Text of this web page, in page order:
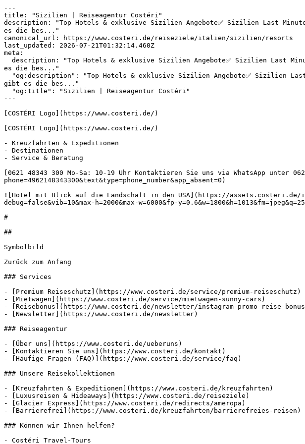
---
title: "Sizilien | Reiseagentur Costéri"
description: "Top Hotels & exklusive Sizilien Angebote✅ Sizilien Last
es die bes..."
canonical_url: https://www.costeri.de/reiseziele/italien/sizilien/resorts
last_updated: 2026-07-21T01:32:14.460Z
meta:
es die bes..."
gibt es die bes..."
---
[COSTÉRI Logo](https://www.costeri.de/)
[COSTÉRI Logo](https://www.costeri.de/)
- Kreuzfahrten & Expeditionen
- Destinationen
- Service & Beratung
[0621 48343 300 Mo-Sa: 10-19 Uhr Kontaktieren Sie uns via WhatsApp unter
phone=4962148343300&text&type=phone_number&app_absent=0)
![Hotel mit Blick auf die Landschaft in den USA](https://assets.costeri.de/
debug=false&vib=10&max-h=2000&max-w=6000&fp-
#
##
Symbolbild
Zurück zum Anfang
### Services
- [Premium Reiseschutz](https://www.costeri.de/service/premium-reiseschutz)
- [Mietwagen](https://www.costeri.de/service/mietwagen-sunny-cars)
- [Reisebonus](https://www.costeri.de/newsletter/instagram-promo-reise-
- [Newsletter](https://www.costeri.de/newsletter)
### Reiseagentur
- [Über uns](https://www.costeri.de/ueberuns)
- [Kontaktieren Sie uns](https://www.costeri.de/kontakt)
- [Häufige Fragen (FAQ)](https://www.costeri.de/service/faq)
### Unsere Reisekollektionen
- [Kreuzfahrten & Expeditionen](https://www.costeri.de/kreuzfahrten)
- [Luxusreisen & Hideaways](https://www.costeri.de/reiseziele)
- [Glacier Express](https://www.costeri.de/redirects/ameropa)
- [Barrierefrei](https://www.costeri.de/kreuzfahrten/barrierefreies-reisen)
### Können wir Ihnen helfen?
- Costéri Travel-Tours